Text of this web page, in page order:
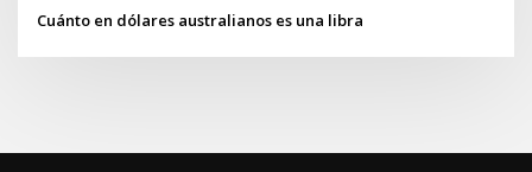
Cuánto en dólares australianos es una libra